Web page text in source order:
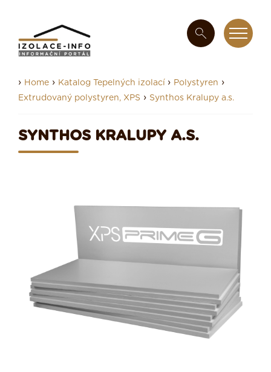
› Home › Katalog Tepelných izolací › Polystyren ›
Extrudovaný polystyren, XPS › Synthos Kralupy a.s.
SYNTHOS KRALUPY A.S.